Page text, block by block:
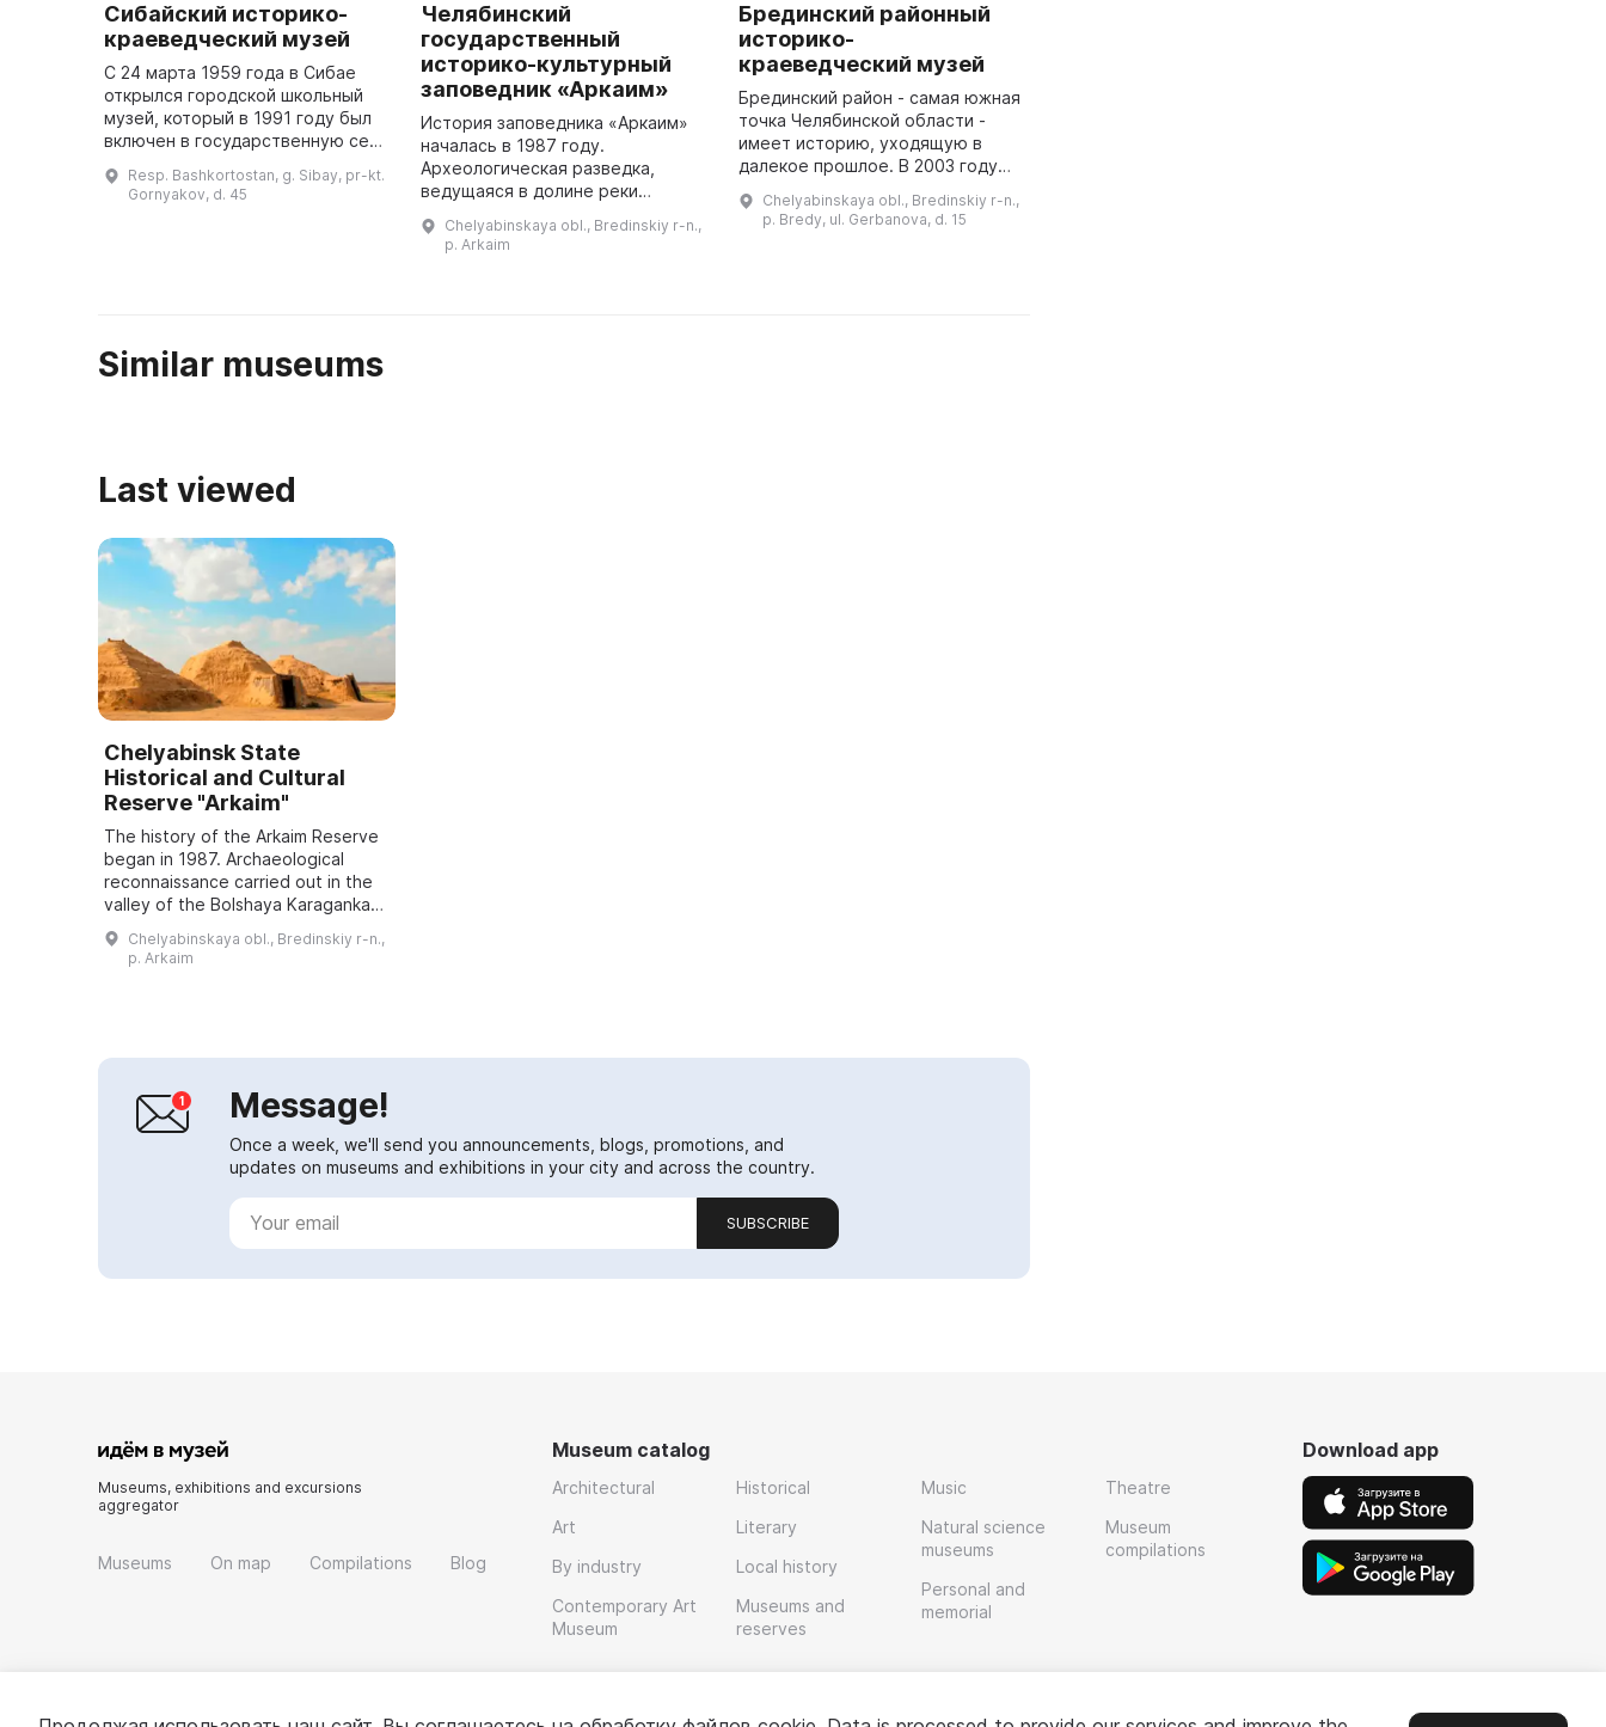
Сибайский историко-
краеведческий музей
С 24 марта 1959 года в Сибае
открылся городской школьный
музей, который в 1991 году был
включен в государственную сеть
преобразован в Сибайский
историко-краеведческий музей.
Resp. Bashkortostan, g. Sibay, pr-kt.
Gornyakov, d. 45
Челябинский
государственный
историко-культурный
заповедник «Аркаим»
История заповедника «Аркаим»
началась в 1987 году.
Археологическая разведка,
ведущаяся в долине реки
поселение бронзового века, и
предложила прекратить
Chelyabinskaya obl., Bredinskiy r-n.,
p. Arkaim
Брединский районный
историко-
краеведческий музей
Брединский район - самая южная
точка Челябинской области -
имеет историю, уходящую в
далекое прошлое. В 2003 году
районный историко-
краеведческий музей, первым
Chelyabinskaya obl., Bredinskiy r-n.,
p. Bredy, ul. Gerbanova, d. 15
Similar museums
Last viewed
Chelyabinsk State
Historical and Cultural
Reserve "Arkaim"
The history of the Arkaim Reserve
began in 1987. Archaeological
reconnaissance carried out in the
valley of the Bolshaya Karaganka
River discovered a Bronze Age
settlement and recommended
halting cons...
Chelyabinskaya obl., Bredinskiy r-n.,
p. Arkaim
Message!
Once a week, we'll send you announcements, blogs, promotions, and
updates on museums and exhibitions in your city and across the country.
SUBSCRIBE
Museums, exhibitions and excursions
aggregator
Museums On map Compilations Blog
Museum catalog
Architectural
Art
By industry
Contemporary Art
Museum
Historical
Literary
Local history
Museums and
reserves
Music
Natural science
museums
Personal and
memorial
Theatre
Museum
compilations
Download app